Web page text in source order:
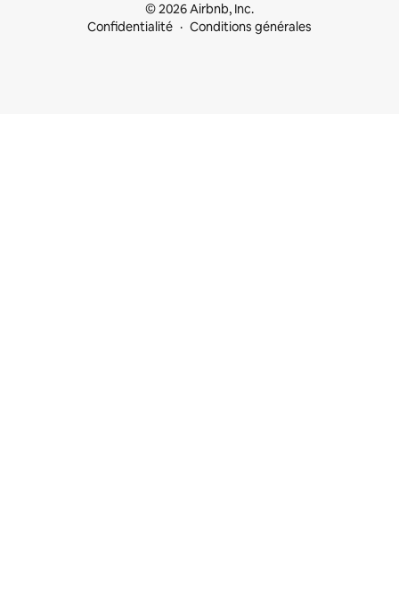
© 2026 Airbnb, Inc.
Confidentialité
Conditions générales